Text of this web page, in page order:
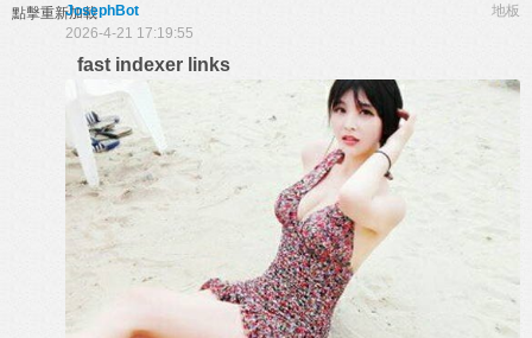
點擊重新加載 地板
JosephBot
2026-4-21 17:19:55
fast indexer links